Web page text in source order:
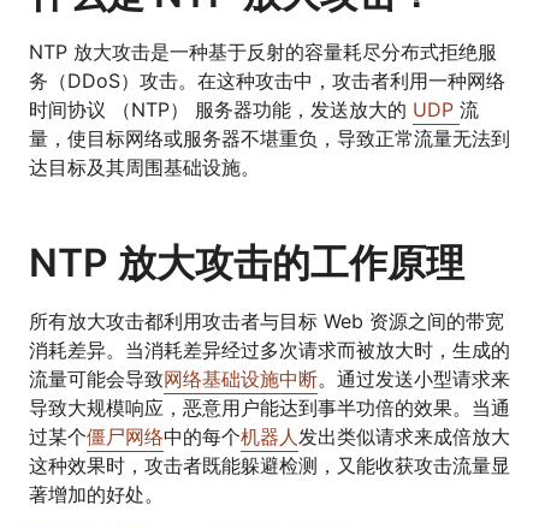
NTP 放大攻击是一种基于反射的容量耗尽分布式拒绝服
务（DDoS） 攻击。在这种攻击中，攻击者利用一种网络
时间协议 （NTP） 服务器功能，发送放大的 UDP 流
量，使目标网络或服务器不堪重负，导致正常流量无法到
达目标及其周围基础设施。
NTP 放大攻击的工作原理
所有放大攻击都利用攻击者与目标 Web 资源之间的带宽
消耗差异。当消耗差异经过多次请求而被放大时，生成的
流量可能会导致网络基础设施中断。通过发送小型请求来
导致大规模响应，恶意用户能达到事半功倍的效果。当通
过某个僵尸网络中的每个机器人发出类似请求来成倍放大
这种效果时，攻击者既能躲避检测，又能收获攻击流量显
著增加的好处。